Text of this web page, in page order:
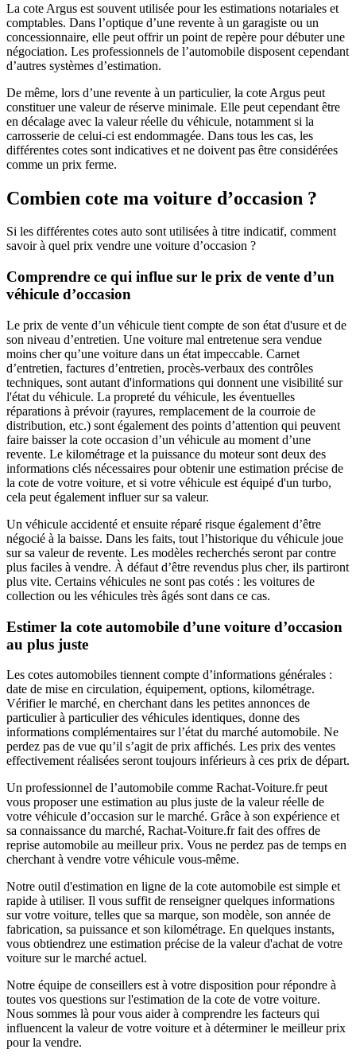
La cote Argus est souvent utilisée pour les estimations notariales et
comptables. Dans l’optique d’une revente à un garagiste ou un
concessionnaire, elle peut offrir un point de repère pour débuter une
négociation. Les professionnels de l’automobile disposent cependant
d’autres systèmes d’estimation.
De même, lors d’une revente à un particulier, la cote Argus peut
constituer une valeur de réserve minimale. Elle peut cependant être
en décalage avec la valeur réelle du véhicule, notamment si la
carrosserie de celui-ci est endommagée. Dans tous les cas, les
différentes cotes sont indicatives et ne doivent pas être considérées
comme un prix ferme.
Combien cote ma voiture d’occasion ?
Si les différentes cotes auto sont utilisées à titre indicatif, comment
savoir à quel prix vendre une voiture d’occasion ?
Comprendre ce qui influe sur le prix de vente d’un
véhicule d’occasion
Le prix de vente d’un véhicule tient compte de son état d'usure et de
son niveau d’entretien. Une voiture mal entretenue sera vendue
moins cher qu’une voiture dans un état impeccable. Carnet
d’entretien, factures d’entretien, procès-verbaux des contrôles
techniques, sont autant d'informations qui donnent une visibilité sur
l'état du véhicule. La propreté du véhicule, les éventuelles
réparations à prévoir (rayures, remplacement de la courroie de
distribution, etc.) sont également des points d’attention qui peuvent
faire baisser la cote occasion d’un véhicule au moment d’une
revente. Le kilométrage et la puissance du moteur sont deux des
informations clés nécessaires pour obtenir une estimation précise de
la cote de votre voiture, et si votre véhicule est équipé d'un turbo,
cela peut également influer sur sa valeur.
Un véhicule accidenté et ensuite réparé risque également d’être
négocié à la baisse. Dans les faits, tout l’historique du véhicule joue
sur sa valeur de revente. Les modèles recherchés seront par contre
plus faciles à vendre. À défaut d’être revendus plus cher, ils partiront
plus vite. Certains véhicules ne sont pas cotés : les voitures de
collection ou les véhicules très âgés sont dans ce cas.
Estimer la cote automobile d’une voiture d’occasion
au plus juste
Les cotes automobiles tiennent compte d’informations générales :
date de mise en circulation, équipement, options, kilométrage.
Vérifier le marché, en cherchant dans les petites annonces de
particulier à particulier des véhicules identiques, donne des
informations complémentaires sur l’état du marché automobile. Ne
perdez pas de vue qu’il s’agit de prix affichés. Les prix des ventes
effectivement réalisées seront toujours inférieurs à ces prix de départ.
Un professionnel de l’automobile comme Rachat-Voiture.fr peut
vous proposer une estimation au plus juste de la valeur réelle de
votre véhicule d’occasion sur le marché. Grâce à son expérience et
sa connaissance du marché, Rachat-Voiture.fr fait des offres de
reprise automobile au meilleur prix. Vous ne perdez pas de temps en
cherchant à vendre votre véhicule vous-même.
Notre outil d'estimation en ligne de la cote automobile est simple et
rapide à utiliser. Il vous suffit de renseigner quelques informations
sur votre voiture, telles que sa marque, son modèle, son année de
fabrication, sa puissance et son kilométrage. En quelques instants,
vous obtiendrez une estimation précise de la valeur d'achat de votre
voiture sur le marché actuel.
Notre équipe de conseillers est à votre disposition pour répondre à
toutes vos questions sur l'estimation de la cote de votre voiture.
Nous sommes là pour vous aider à comprendre les facteurs qui
influencent la valeur de votre voiture et à déterminer le meilleur prix
pour la vendre.